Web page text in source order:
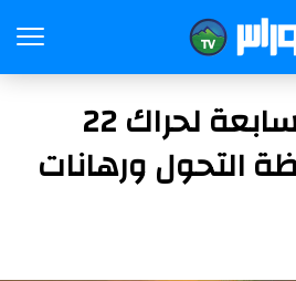
في الذكرى السابعة لحراك 22
التحول ورهانات